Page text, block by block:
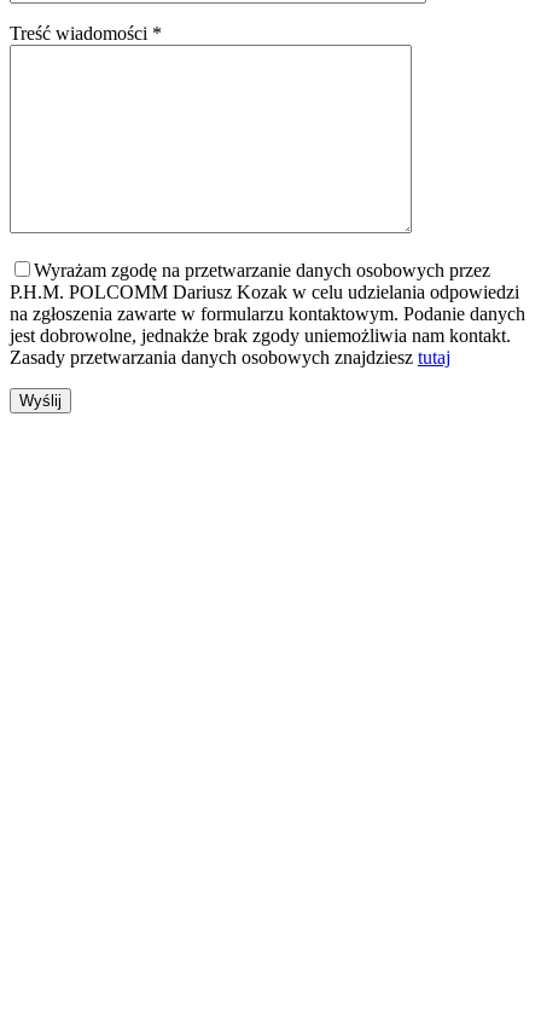
Treść wiadomości *
Wyrażam zgodę na przetwarzanie danych osobowych przez
P.H.M. POLCOMM Dariusz Kozak w celu udzielania odpowiedzi
na zgłoszenia zawarte w formularzu kontaktowym. Podanie danych
jest dobrowolne, jednakże brak zgody uniemożliwia nam kontakt.
Zasady przetwarzania danych osobowych znajdziesz tutaj